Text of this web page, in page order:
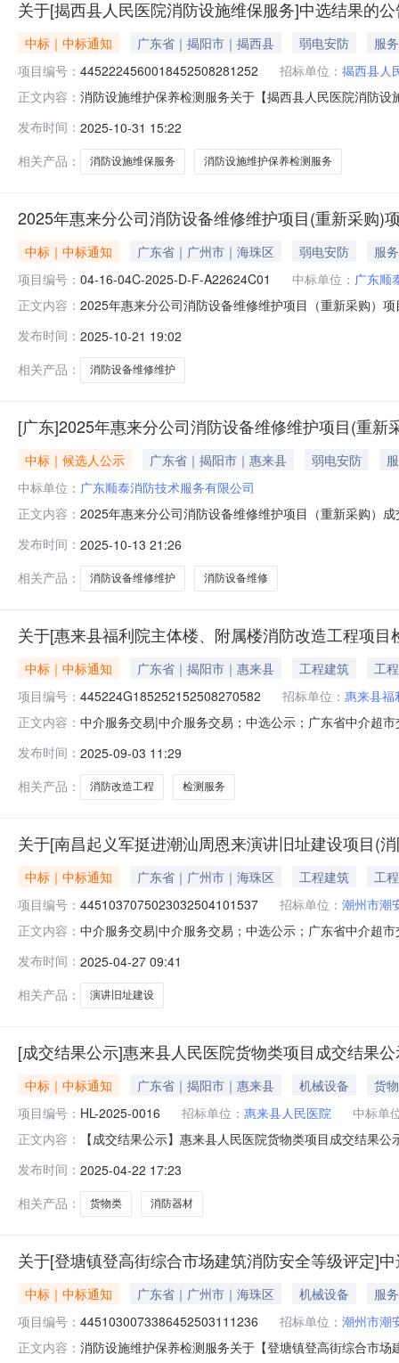
关于[揭西县人民医院消防设施维保服务]中选结果的
中标｜中标通知 广东省｜揭阳市｜揭西县 弱电安防
服务
项目编号： 4452224560018452508281252 招标单位： 揭西县人
正文内容： 消防设施维护保养检测服务关于【揭西县人民医院消防
项目否采购项目编码：4452224560018452508281252
发布时间： 2025-10-31 15:22
相关产品：
消防设施维保服务 消防设施维护保养检测服务
2025年惠来分公司消防设备维修维护项目(重新采购)
中标｜中标通知 广东省｜广州市｜海珠区 弱电安防
服务
项目编号： 04-16-04C-2025-D-F-A22624C01 中标单位： 广东顺
正文内容： 2025年惠来分公司消防设备维修维护项目（重新采购）
公司采购代理机构：公诚管理咨询有限公司日期：2025
发布时间： 2025-10-21 19:02
相关产品：
消防设备维修维护
[广东]2025年惠来分公司消防设备维修维护项目(重新
中标｜候选人公示 广东省｜揭阳市｜惠来县 弱电安防
中标单位： 广东顺泰消防技术服务有限公司
正文内容： 2025年惠来分公司消防设备维修维护项目（重新采购）
名称：广东顺泰消防技术服务有限公司（2）响应报价：
发布时间： 2025-10-13 21:26
相关产品：
消防设备维修维护 消防设备维修
关于[惠来县福利院主体楼、附属楼消防改造工程项
中标｜中标通知 广东省｜揭阳市｜惠来县 工程建筑
工程
项目编号： 445224G185252152508270582 招标单位： 惠来县福
正文内容： 中介服务交易|中介服务交易；中选公示；广东省中介超
与测算，具体金额以财政部门的审核为准。选取中介机
构联系地址：广
发布时间： 2025-09-03 11:29
相关产品：
消防改造工程 检测服务
关于[南昌起义军挺进潮汕周恩来演讲旧址建设项目(
中标｜中标通知 广东省｜广州市｜海珠区 工程建筑
工程
项目编号： 4451037075023032504101537 招标单位： 潮州市潮
正文内容： 中介服务交易|中介服务交易；中选公示；广东省中介超
为6000元，具体以合同实际签订为准选取中介机构方式
广州市海珠
发布时间： 2025-04-27 09:41
相关产品：
演讲旧址建设
[成交结果公示]惠来县人民医院货物类项目成交结果
中标｜中标通知 广东省｜揭阳市｜惠来县 机械设备
货物
项目编号： HL-2025-0016 招标单位： 惠来县人民医院
中标单
正文内容：
【成交结果公示】惠来县人民医院货物类项目成交结果
限公司此成交结果公示期为3个工作日,对本次结果有任
县人民医院2
发布时间： 2025-04-22 17:23
相关产品：
货物类 消防器材
关于[登塘镇登高街综合市场建筑消防安全等级评定]
中标｜中标通知 广东省｜广州市｜海珠区 机械设备
服务
项目编号： 4451030073386452503111236 招标单位： 潮州市潮
正文内容： 消防设施维护保养检测服务关于【登塘镇登高街综合市